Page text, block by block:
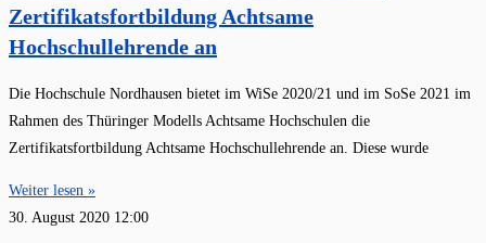
Zertifikatsfortbildung Achtsame
Hochschullehrende an
Die Hochschule Nordhausen bietet im WiSe 2020/21 und im SoSe 2021 im
Rahmen des Thüringer Modells Achtsame Hochschulen die
Zertifikatsfortbildung Achtsame Hochschullehrende an. Diese wurde
Weiter lesen »
30. August 2020 12:00